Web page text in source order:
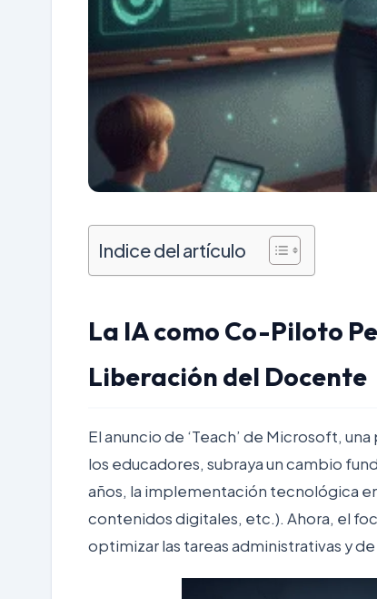
Indice del artículo
La IA como Co-Piloto
Liberación del Docente
El anuncio de ‘Teach’ de Microsoft,
los educadores, subraya un cambio
años, la implementación tecnológica
contenidos digitales, etc.). Ahora, el
optimizar las tareas administrativas y